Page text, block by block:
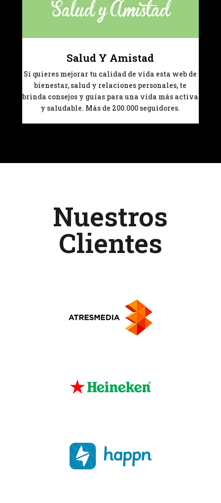
Salud Y Amistad
Si quieres mejorar tu calidad de vida esta web de
bienestar, salud y relaciones personales, te
brinda consejos y guías para una vida más activa
y saludable. Más de 200.000 seguidores.
Nuestros
Clientes